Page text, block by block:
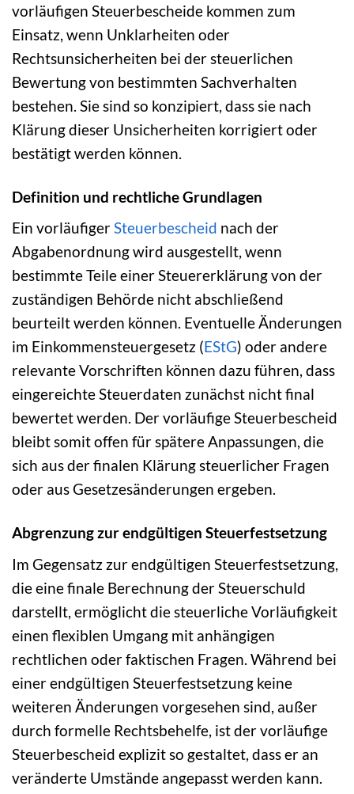
vorläufigen Steuerbescheide kommen zum
Einsatz, wenn Unklarheiten oder
Rechtsunsicherheiten bei der steuerlichen
Bewertung von bestimmten Sachverhalten
bestehen. Sie sind so konzipiert, dass sie nach
Klärung dieser Unsicherheiten korrigiert oder
bestätigt werden können.
Definition und rechtliche Grundlagen
Ein vorläufigerSteuerbescheid nach der
Abgabenordnung wird ausgestellt, wenn
bestimmte Teile einer Steuererklärung von der
zuständigen Behörde nicht abschließend
beurteilt werden können. Eventuelle Änderungen
im Einkommensteuergesetz (EStG) oder andere
relevante Vorschriften können dazu führen, dass
eingereichte Steuerdaten zunächst nicht final
bewertet werden. Der vorläufige Steuerbescheid
bleibt somit offen für spätere Anpassungen, die
sich aus der finalen Klärung steuerlicher Fragen
oder aus Gesetzesänderungen ergeben.
Abgrenzung zur endgültigen Steuerfestsetzung
Im Gegensatz zur endgültigen Steuerfestsetzung,
die eine finale Berechnung der Steuerschuld
darstellt, ermöglicht die steuerliche Vorläufigkeit
einen flexiblen Umgang mit anhängigen
rechtlichen oder faktischen Fragen. Während bei
einer endgültigen Steuerfestsetzung keine
weiteren Änderungen vorgesehen sind, außer
durch formelle Rechtsbehelfe, ist der vorläufige
Steuerbescheid explizit so gestaltet, dass er an
veränderte Umstände angepasst werden kann.